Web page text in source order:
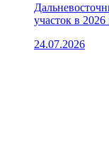
участок в
24.07.2026